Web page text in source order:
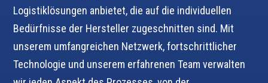
Logistiklösungen anbietet, die auf die individuellen
Bedürfnisse der Hersteller zugeschnitten sind. Mit
unserem umfangreichen Netzwerk, fortschrittlicher
Technologie und unserem erfahrenen Team verwalten